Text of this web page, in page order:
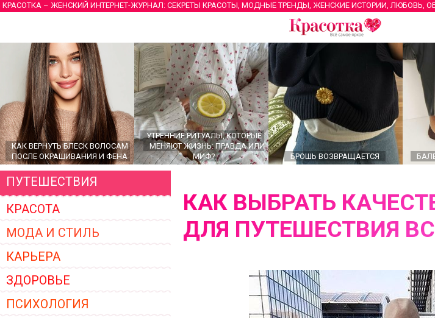
КРАСОТКА – ЖЕНСКИЙ ИНТЕРНЕТ-ЖУРНАЛ: СЕКРЕТЫ КРАСОТЫ, МОДНЫЕ ТРЕНДЫ, ЖЕНСКИЕ ИСТОРИИ, ЛЮБОВЬ,
КАК ВЕРНУТЬ БЛЕСК ВОЛОСАМ
ПОСЛЕ ОКРАШИВАНИЯ И ФЕНА
УТРЕННИЕ РИТУАЛЫ, КОТОРЫЕ
МЕНЯЮТ ЖИЗНЬ: ПРАВДА ИЛИ
МИФ?
БРОШЬ ВОЗВРАЩАЕТСЯ
ЖЕНСКОЙ ОДЕЖДЫ 2026
ПУТЕШЕСТВИЯ
КРАСОТА
МОДА И СТИЛЬ
КАРЬЕРА
ЗДОРОВЬЕ
ПСИХОЛОГИЯ
КАК ВЫБРАТЬ
ДЛЯ ПУТЕШЕСТВИЯ